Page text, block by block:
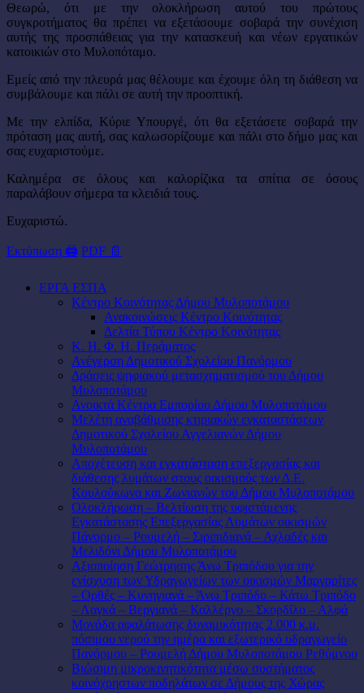
Θεωρώ, ότι με την ολοκλήρωση αυτού του πρώτους
συγκροτήματος θα πρέπει να εξετάσουμε σοβαρά την συνέχιση
αυτής της προσπάθειας για την κατασκευή και νέων εργατικών
κατοικιών στο Μυλοπόταμο.
Εμείς από την πλευρά μας θέλουμε και έχουμε όλη τη διάθεση να
συμβάλουμε και πάλι σε αυτή την προοπτική.
Με την ελπίδα, Κύριε Υπουργέ, ότι θα εξετάσετε σοβαρά την
πρόταση μας αυτή, σας καλωσορίζουμε και πάλι στο δήμο μας και
σας ευχαριστούμε.
Καλημέρα σε όλους και καλορίζικα τα σπίτια σε όσους
παραλάβουν σήμερα τα κλειδιά τους.
Ευχαριστώ.
Εκτύπωση 🖨 PDF 📄
ΕΡΓΑ ΕΣΠΑ
Κέντρο Κοινότητας Δήμου Μυλοποτάμου
Ανακοινώσεις Κέντρο Κοινότητας
Δελτία Τύπου Κέντρο Κοινότητας
Κ. Η. Φ. Η. Περάματος
Ανέγερση Δημοτικού Σχολείου Πανόρμου
Δράσεις ψηφιακού μετασχηματισμού του Δήμου
Μυλοποτάμου
Ανοικτά Κέντρα Εμπορίου Δήμου Μυλοποτάμου
Μελέτη αναβάθμισης κτιριακών εγκαταστάσεων
Δημοτικού Σχολείου Αγγελιανών Δήμου
Μυλοποτάμου
Αποχέτευση και εγκατάσταση επεξεργασίας και
διάθεσης λυμάτων στους οικισμούς των Δ.Ε.
Κουλούκωνα και Ζωνιανών του Δήμου Μυλοποτάμου
Ολοκλήρωση – Βελτίωση της υφιστάμενης
Εγκατάστασης Επεξεργασίας Λυμάτων οικισμών
Πάνορμο – Ρουμελή – Σιριπιδιανά – Αχλαδές και
Μελιδόνι Δήμου Μυλοποτάμου
Αξιοποίηση Γεώτρησης Άνω Τριπόδου για την
ενίσχυση των Υδραγωγείων των οικισμών Μαργαρίτες
– Ορθές – Κυνηγιανά – Άνω Τριπόδο – Κάτω Τριπόδο
– Λαγκά – Βεργιανά – Καλλέργο – Σκορδίλο – Αλφά
Μονάδα αφαλάτωσης δυναμικότητας 2.000 κ.μ.
πόσιμου νερού την ημέρα και εξωτερικό υδραγωγείο
Πανόρμου – Ρουμελή Δήμου Μυλοποτάμου Ρεθύμνου
Βιώσιμη μικροκινητικότητα μέσω συστήματος
κοινόχρηστων ποδηλάτων σε Δήμους της Χώρας